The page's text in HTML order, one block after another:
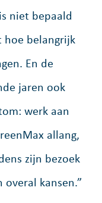
niet bepaald
hoe belangrijk
En de
jaren ook
werk aan
allang,
zijn bezoek
overal kansen.”